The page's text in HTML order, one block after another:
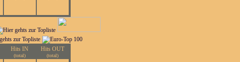
Hits IN
(total)
Hits OUT
(total)